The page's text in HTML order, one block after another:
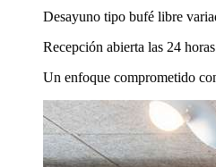
Desayuno tipo bufé libre
Recepción abierta las 24 horas
Un enfoque comprometido